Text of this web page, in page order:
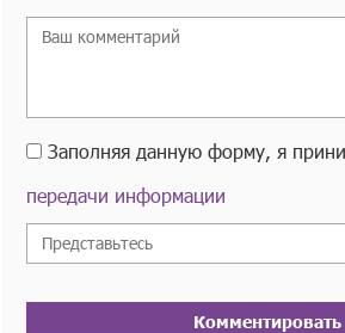
Заполняя данную форму, я
передачи информации
Комментировать